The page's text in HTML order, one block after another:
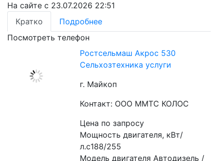
На сайте с 23.07.2026 22:51
Кратко
Подробнее
Посмотреть телефон
Ростсельмаш Акрос 530
Сельхозтехника услуги
г. Майкоп
Контакт: ООО ММТС КОЛОС
Цена по запросу
Мощность двигателя, кВт/
л.с188/255
Модель двигателя Автодизель /